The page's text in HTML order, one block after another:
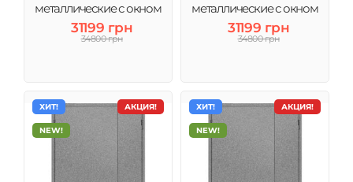
металлические с окном
правые ДМП ЕІ60-
1500х2050 мм
31199 грн
34800 грн
металлические с окном
левые ДМП ЕІ60- 1200х2050
мм
31199 грн
34800 грн
АКЦИЯ!
ХИТ!
NEW!
АКЦИЯ!
ХИТ!
NEW!